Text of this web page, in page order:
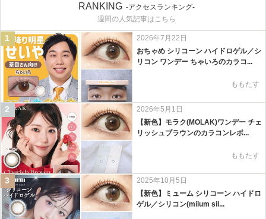
RANKING -アクセスランキング-
週間の人気記事はこちら
1
2026年7月22日
おちゃめ シリコーン ハイドロゲル／シ
リコン ワンデー ちゃいろのカラコ...
ももたす
2
2026年5月1日
【新色】モラク(MOLAK)ワンデー チェ
リッシュブラウンのカラコンレポ...
ももたす
3
2025年10月5日
【新色】ミューム シリコーン ハイドロ
ゲル／シリコン(miium sil...